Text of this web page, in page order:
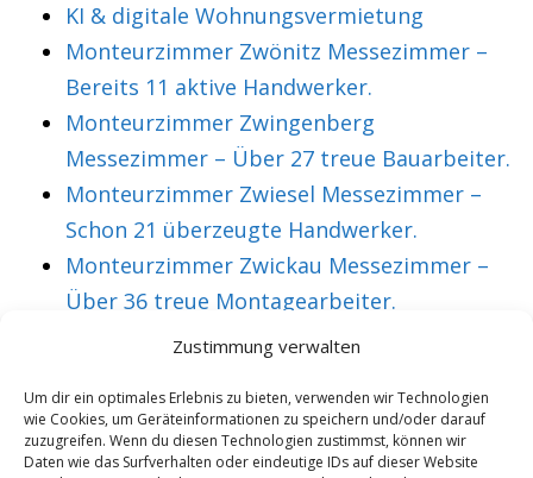
Zustimmung verwalten
Um dir ein optimales Erlebnis zu bieten, verwenden wir Technologien
wie Cookies, um Geräteinformationen zu speichern und/oder darauf
zuzugreifen. Wenn du diesen Technologien zustimmst, können wir
Daten wie das Surfverhalten oder eindeutige IDs auf dieser Website
KI & digitale Wohnungsvermietung
Monteurzimmer Zwönitz Messezimmer –
Bereits 11 aktive Handwerker.
Monteurzimmer Zwingenberg
Messezimmer – Über 27 treue Bauarbeiter.
Monteurzimmer Zwiesel Messezimmer –
Schon 21 überzeugte Handwerker.
Monteurzimmer Zwickau Messezimmer –
Über 36 treue Montagearbeiter.
VORHERIGER ARTIKEL
Monteurzimmer
Dissen
NÄCHSTER ARTIKEL
Monteurzimmer
Döbeln